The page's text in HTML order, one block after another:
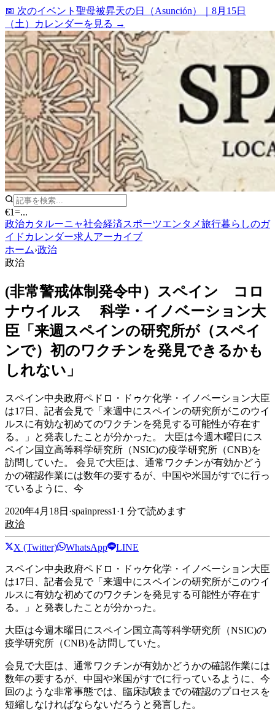
📅 次のイベント 聖母被昇天の日（Asunción）
8月15日
（土）
カレンダーを見る →
€1=...
政治カタルーニャ社会経済スポーツエンタメ旅行暮らしのガ
イド カレンダー求人 アーカイブ
ホーム›政治
政治
(非常警戒体制発令中）スペイン コロ
ナウイルス 科学・イノベーション大
臣「来週スペインの研究所が（スペイ
ンで）初のワクチンを発見できるかも
しれない」
スペイン中央政府ペドロ・ドゥケ化学・イノベーション大臣
は17日、記者会見で「来週中にスペインの研究所がこのウイ
ルスに有効な初めてのワクチンを発見する可能性が存在す
る。」と発表したことが分かった。 大臣は今週木曜日にス
ペイン国立高等科学研究所（NSIC)の疫学研究所（CNB)を
訪問していた。 会見で大臣は、通常ワクチンが有効かどう
かの確認作業には数年の要するが、中国や米国がすでに行っ
ているように、今
2020年4月18日 ·spainpress1 ·1 分で読めます
政治
X (Twitter) WhatsApp LINE
スペイン中央政府ペドロ・ドゥケ化学・イノベーション大臣
は17日、記者会見で「来週中にスペインの研究所がこのウイ
ルスに有効な初めてのワクチンを発見する可能性が存在す
る。」と発表したことが分かった。
大臣は今週木曜日にスペイン国立高等科学研究所（NSIC)の
疫学研究所（CNB)を訪問していた。
会見で大臣は、通常ワクチンが有効かどうかの確認作業には
数年の要するが、中国や米国がすでに行っているように、今
回のような非常事態では、臨床試験までの確認のプロセスを
短縮しなければならないだろうと発言した。